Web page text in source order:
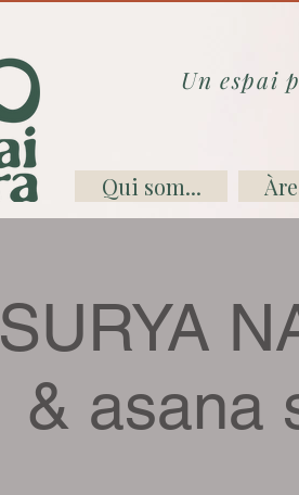
Un espai
Qui som...
SURYA
& asana